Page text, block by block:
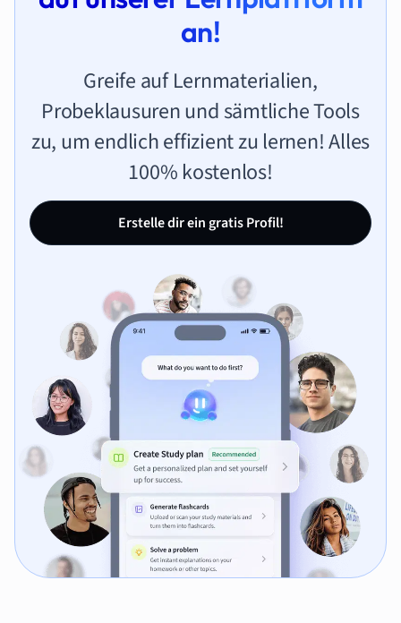
an!
Greife auf Lernmaterialien,
Probeklausuren und sämtliche Tools
zu, um endlich effizient zu lernen! Alles
100% kostenlos!
Erstelle dir ein gratis Profil!